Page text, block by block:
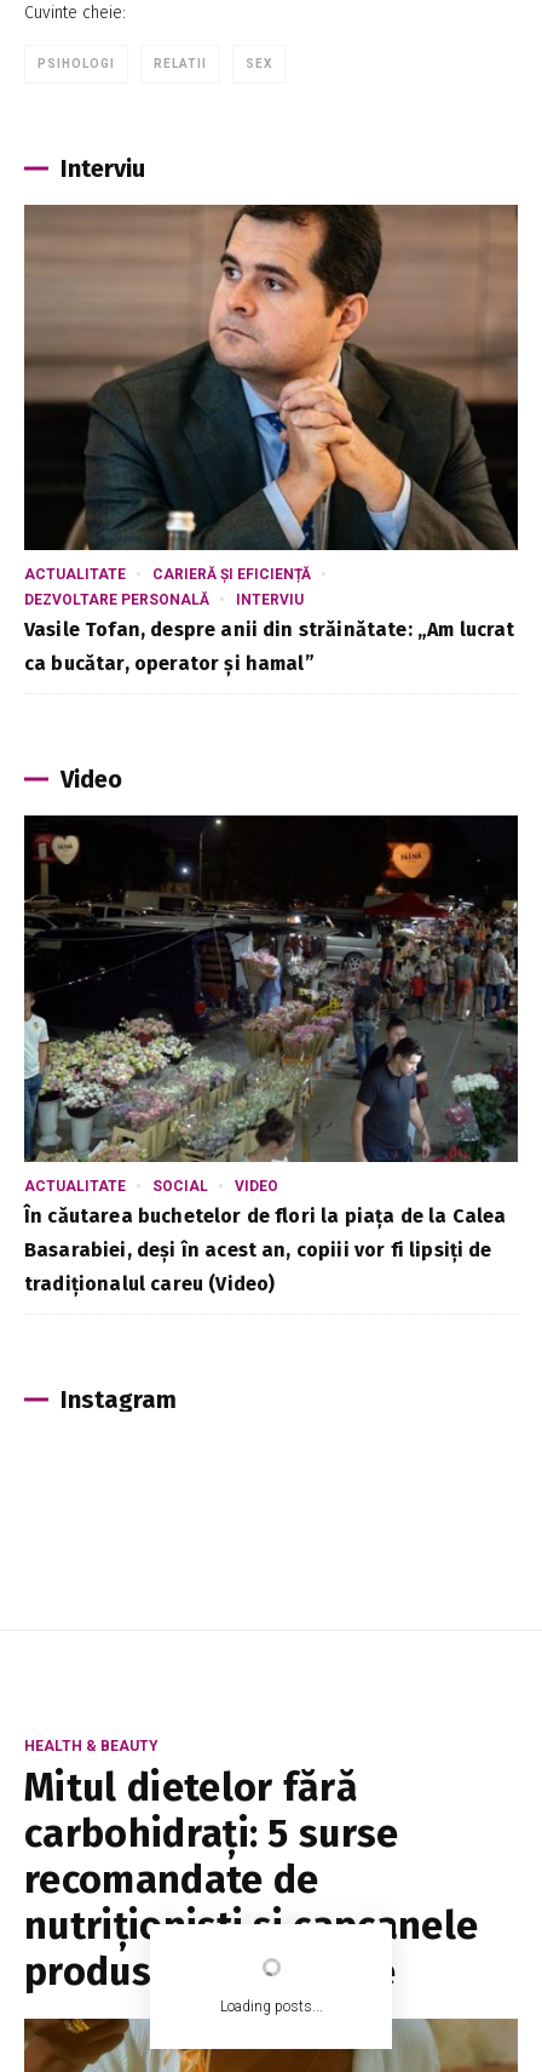
Loading posts...
Cuvinte cheie:
PSIHOLOGI RELATII SEX
Interviu
ACTUALITATE
CARIERĂ ȘI EFICIENȚĂ
DEZVOLTARE PERSONALĂ
INTERVIU
Vasile Tofan, despre anii din străinătate: „Am lucrat
ca bucătar, operator și hamal”
Video
ACTUALITATE SOCIAL VIDEO
În căutarea buchetelor de flori la piața de la Calea
Basarabiei, deși în acest an, copiii vor fi lipsiți de
tradiționalul careu (Video)
Instagram
HEALTH & BEAUTY
Mitul dietelor fără
carbohidrați: 5 surse
recomandate de
nutriționiști și capcanele
produselor dietetice